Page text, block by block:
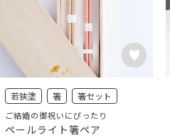
若狭塗 箸 箸セット
ご結婚の御祝いにぴったり
ペールライト箸ペア